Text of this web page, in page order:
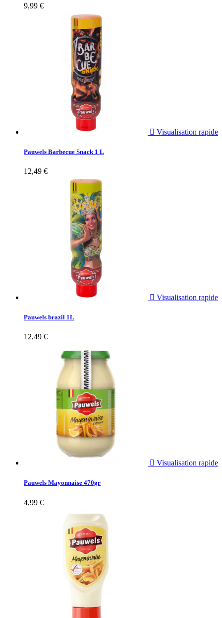
9,99 €
 Visualisation rapide
Pauwels Barbecue Snack 1 L
12,49 €
 Visualisation rapide
Pauwels brazil 1L
12,49 €
 Visualisation rapide
Pauwels Mayonnaise 470gr
4,99 €